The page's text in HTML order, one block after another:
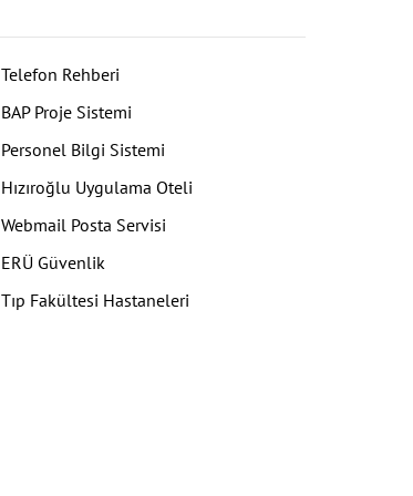
Telefon Rehberi
BAP Proje Sistemi
Personel Bilgi Sistemi
Hızıroğlu Uygulama Oteli
Webmail Posta Servisi
ERÜ Güvenlik
Tıp Fakültesi Hastaneleri